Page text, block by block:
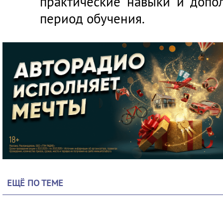
период обучения.
ЕЩЁ ПО ТЕМЕ